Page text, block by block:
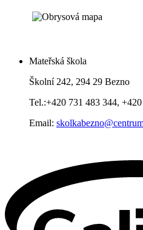
Mateřská škola
Školní 242, 294 29 Bezno
Tel.:+420 731 483 344,
Email: